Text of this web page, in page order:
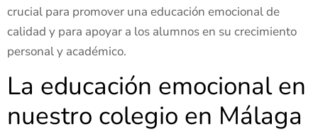
crucial para promover una educación emocional de
calidad y para apoyar a los alumnos en su crecimiento
personal y académico.
La educación emocional en
nuestro colegio en Málaga